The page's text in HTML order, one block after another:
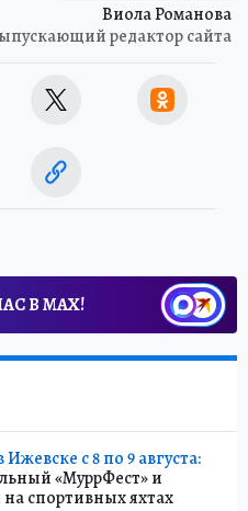
Виола Романова
редактор сайта
В МАХ!
Ижевске с 8 по 9 августа:
«МуррФест» и
спортивных яхтах